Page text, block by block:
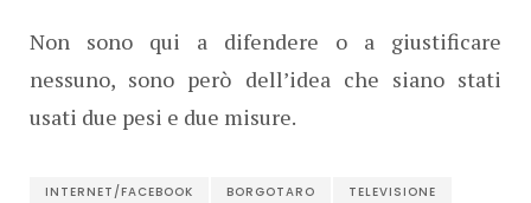
Non sono qui a difendere o a giustificare
nessuno, sono però dell’idea che siano stati
usati due pesi e due misure.
INTERNET/FACEBOOK BORGOTARO TELEVISIONE